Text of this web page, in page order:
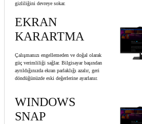
gizliliğini devreye sokar.
EKRAN
KARARTMA
Çalışmanızı engellemeden ve doğal olarak
güç verimliliği sağlar. Bilgisayar başından
ayrıldığınızda ekran parlaklığı azalır, geri
döndüğünüzde eski değerlerine ayarlanır.
WINDOWS
SNAP